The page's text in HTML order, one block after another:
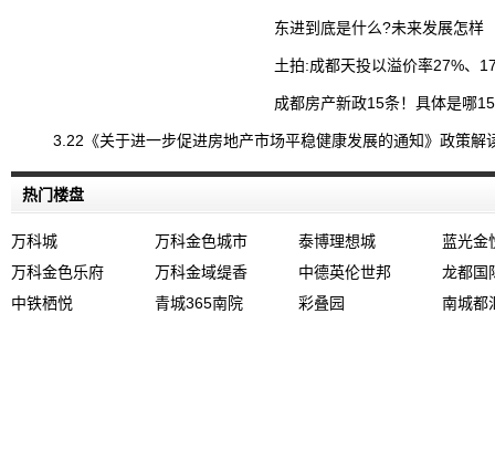
东进到底是什么?未来发展怎样
土拍:成都天投以溢价率27%、
成都房产新政15条！具体是哪
3.22《关于进一步促进房地产市场平稳健康发展的通知》政策解
热门楼盘
万科城 万科金色城市 泰博理想城
蓝光金
万科金色乐府
万科金域缇香 中德英伦世邦
龙都国
中铁栖悦
青城365南院 彩叠园 南城都